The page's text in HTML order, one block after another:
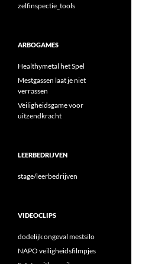
zelfinspectie_tools
ARBOGAMES
Healthymetal het Spel
Mestgassen laat je niet
verrassen
Veiligheidsgame voor
uitzendkracht
LEERBEDRIJVEN
stage/leerbedrijven
VIDEOCLIPS
dodelijk ongeval mestsilo
NAPO veiligheidsfilmpjes